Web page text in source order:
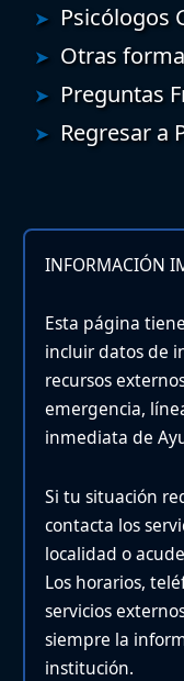
Psicólogos
Otras
Preguntas
Regresar a
INFORMACIÓN
Esta página
incluir datos de
recursos
emergencia,
inmediata de
Si tu situación
contacta los
localidad o
Los horarios,
servicios
siempre la
institución.